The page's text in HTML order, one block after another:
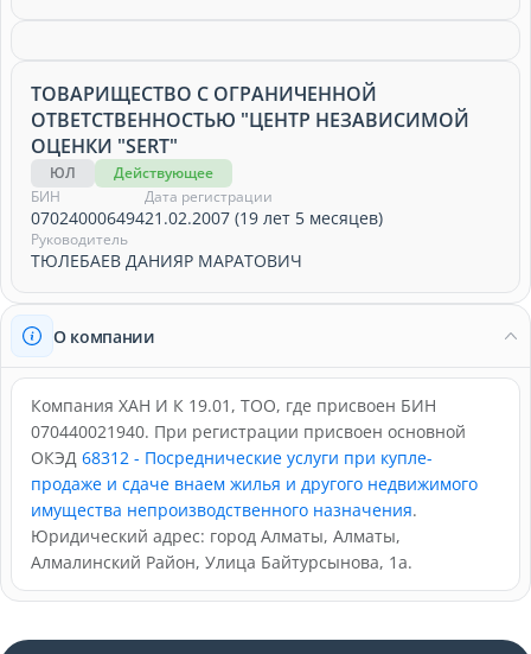
ТОВАРИЩЕСТВО С ОГРАНИЧЕННОЙ
ОТВЕТСТВЕННОСТЬЮ "ЦЕНТР НЕЗАВИСИМОЙ
ОЦЕНКИ "SERT"
ЮЛ
Действующее
БИН
070240006494
Дата регистрации
21.02.2007 (19 лет 5 месяцев)
Руководитель
ТЮЛЕБАЕВ ДАНИЯР МАРАТОВИЧ
О компании
Компания ХАН И К 19.01, ТОО, где присвоен БИН
070440021940. При регистрации присвоен основной
ОКЭД 68312 - Посреднические услуги при купле-
продаже и сдаче внаем жилья и другого недвижимого
имущества непроизводственного назначения.
Юридический адрес: город Алматы, Алматы,
Алмалинский Район, Улица Байтурсынова, 1а.